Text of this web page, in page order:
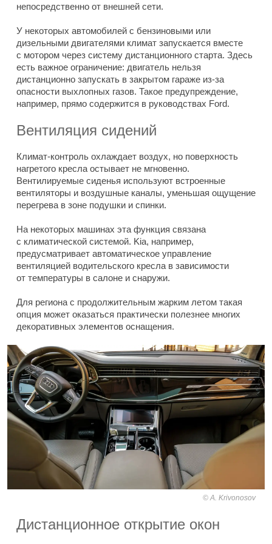
непосредственно от внешней сети.
У некоторых автомобилей с бензиновыми или
дизельными двигателями климат запускается вместе
с мотором через систему дистанционного старта. Здесь
есть важное ограничение: двигатель нельзя
дистанционно запускать в закрытом гараже из-за
опасности выхлопных газов. Такое предупреждение,
например, прямо содержится в руководствах Ford.
Вентиляция сидений
Климат-контроль охлаждает воздух, но поверхность
нагретого кресла остывает не мгновенно.
Вентилируемые сиденья используют встроенные
вентиляторы и воздушные каналы, уменьшая ощущение
перегрева в зоне подушки и спинки.
На некоторых машинах эта функция связана
с климатической системой. Kia, например,
предусматривает автоматическое управление
вентиляцией водительского кресла в зависимости
от температуры в салоне и снаружи.
Для региона с продолжительным жарким летом такая
опция может оказаться практически полезнее многих
декоративных элементов оснащения.
A. Krivonosov
Дистанционное открытие окон